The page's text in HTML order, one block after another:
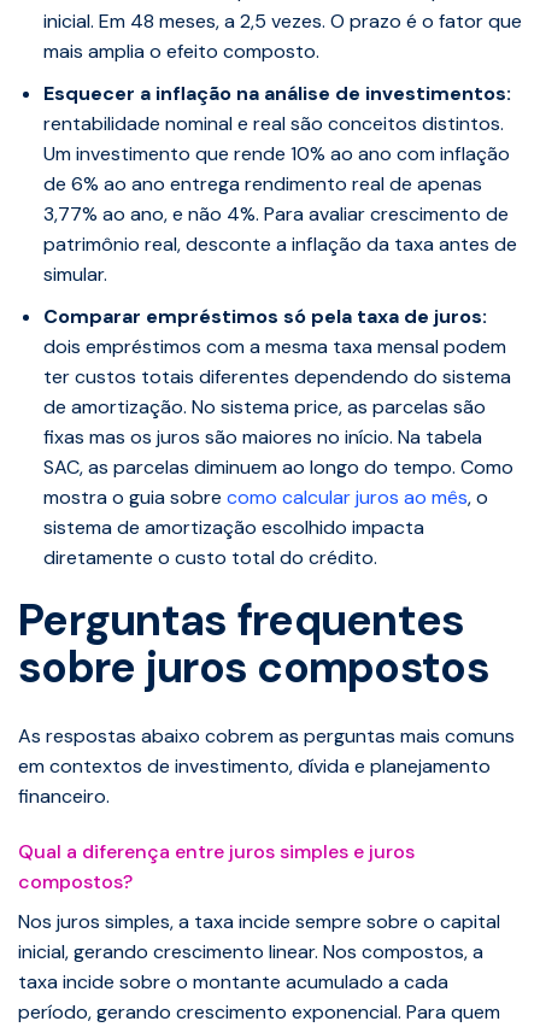
inicial. Em 48 meses, a 2,5 vezes. O prazo é o fator que
mais amplia o efeito composto.
Esquecer a inflação na análise de investimentos:
rentabilidade nominal e real são conceitos distintos.
Um investimento que rende 10% ao ano com inflação
de 6% ao ano entrega rendimento real de apenas
3,77% ao ano, e não 4%. Para avaliar crescimento de
patrimônio real, desconte a inflação da taxa antes de
simular.
Comparar empréstimos só pela taxa de juros:
dois empréstimos com a mesma taxa mensal podem
ter custos totais diferentes dependendo do sistema
de amortização. No sistema price, as parcelas são
fixas mas os juros são maiores no início. Na tabela
SAC, as parcelas diminuem ao longo do tempo. Como
mostra o guia sobre como calcular juros ao mês, o
sistema de amortização escolhido impacta
diretamente o custo total do crédito.
Perguntas frequentes
sobre juros compostos
As respostas abaixo cobrem as perguntas mais comuns
em contextos de investimento, dívida e planejamento
financeiro.
Qual a diferença entre juros simples e juros
compostos?
Nos juros simples, a taxa incide sempre sobre o capital
inicial, gerando crescimento linear. Nos compostos, a
taxa incide sobre o montante acumulado a cada
período, gerando crescimento exponencial. Para quem